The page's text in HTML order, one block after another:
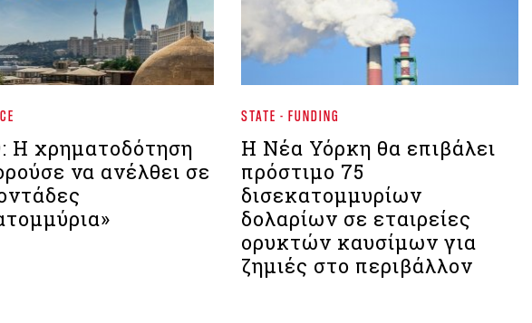
Η χρηματοδότηση
να ανέλθει σε
STATE - FUNDING
Η Νέα Υόρκη θα επιβάλει
πρόστιμο 75
δισεκατομμυρίων
δολαρίων σε εταιρείες
ορυκτών καυσίμων για
ζημιές στο περιβάλλον